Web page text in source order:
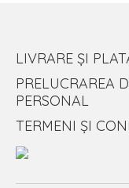
LIVRARE ȘI
PRELUCRAREA
PERSONAL
TERMENI ȘI